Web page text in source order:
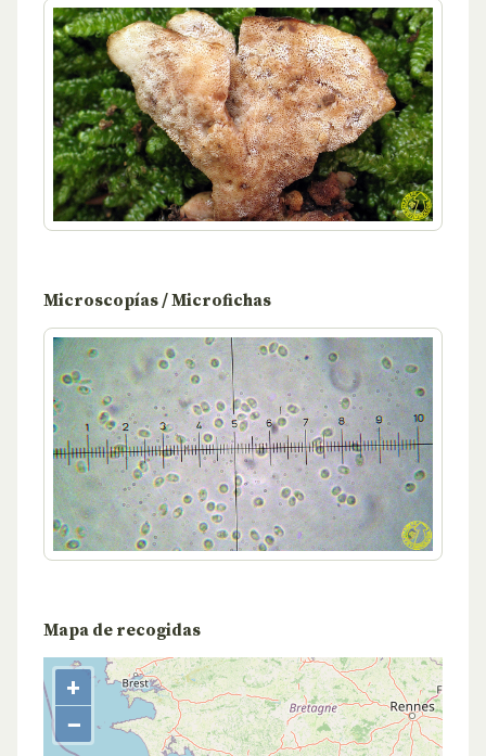
Microscopías / Microfichas
Mapa de recogidas
+
−